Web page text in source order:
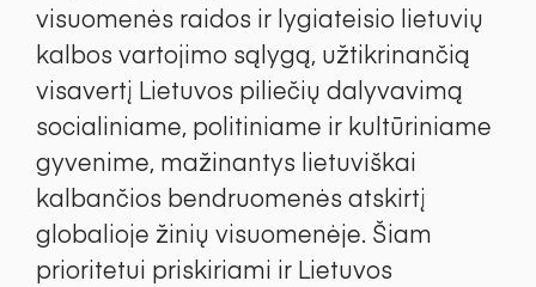
visuomenės raidos ir lygiateisio lietuvių
kalbos vartojimo sąlygą, užtikrinančią
visavertį Lietuvos piliečių dalyvavimą
socialiniame, politiniame ir kultūriniame
gyvenime, mažinantys lietuviškai
kalbančios bendruomenės atskirtį
globalioje žinių visuomenėje. Šiam
prioritetui priskiriami ir Lietuvos